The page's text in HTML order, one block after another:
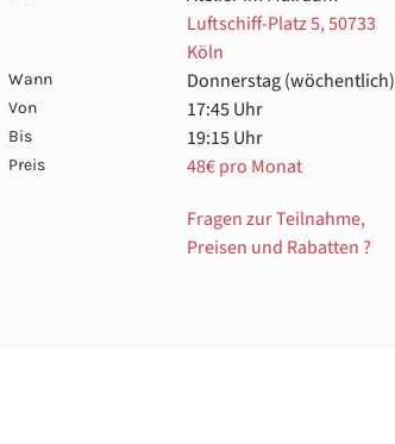
Luftschiff-Platz 5, 50733
Köln
Wann Donnerstag (wöchentlich)
Von 17:45 Uhr
Bis 19:15 Uhr
Preis
48€ pro Monat
Fragen zur Teilnahme,
Preisen und Rabatten ?